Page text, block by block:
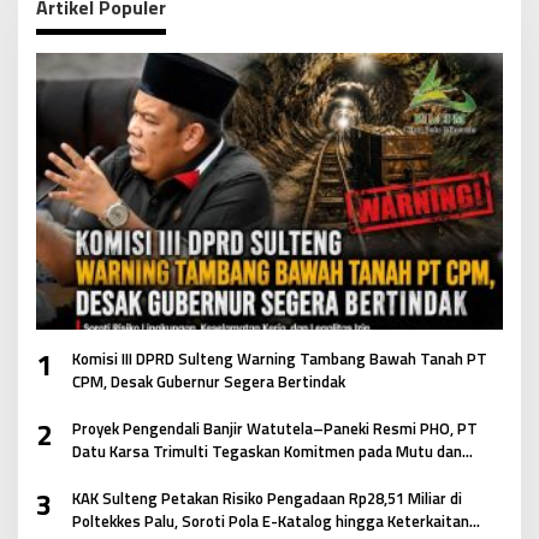
Artikel Populer
1
Komisi III DPRD Sulteng Warning Tambang Bawah Tanah PT
CPM, Desak Gubernur Segera Bertindak
2
Proyek Pengendali Banjir Watutela–Paneki Resmi PHO, PT
Datu Karsa Trimulti Tegaskan Komitmen pada Mutu dan
3
KAK Sulteng Petakan Risiko Pengadaan Rp28,51 Miliar di
Poltekkes Palu, Soroti Pola E-Katalog hingga Keterkaitan